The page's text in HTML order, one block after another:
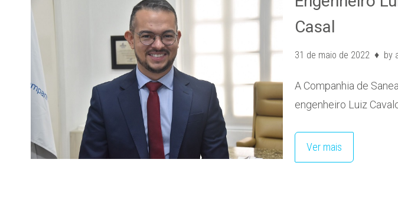
Casal
31 de maio de 2022 by
A Companhia de
engenheiro Luiz
Ver mais